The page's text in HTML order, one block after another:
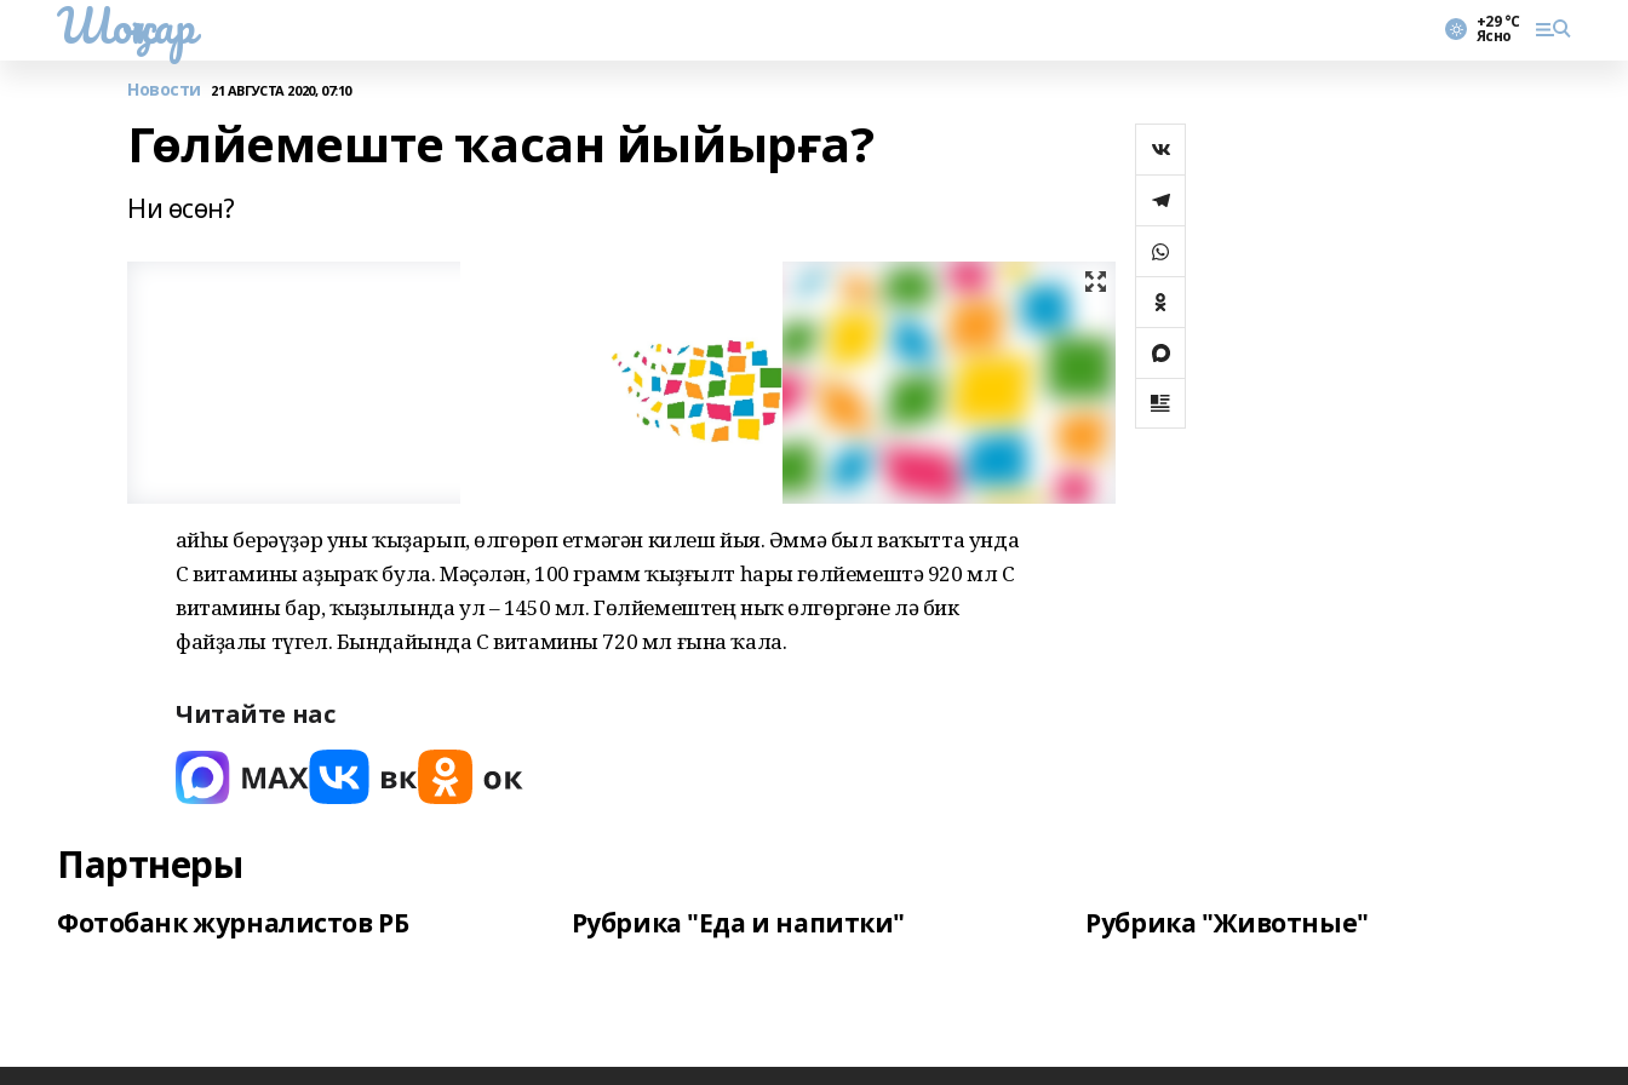
Шоңҡар +29 °С
Ясно
Новости 21 АВГУСТА 2020, 07:10
Гөлйемеште ҡасан йыйырға?
Ни өсөн?
Ҡайһы берәүҙәр уны ҡыҙарып, өлгөрөп етмәгән килеш йыя. Әммә был ваҡытта унда
С витамины аҙыраҡ була. Мәҫәлән, 100 грамм ҡыҙғылт һары гөлйемештә 920 мл С
витамины бар, ҡыҙылында ул – 1450 мл. Гөлйемештең ныҡ өлгөргәне лә бик
файҙалы түгел. Бындайында С витамины 720 мл ғына ҡала.
Читайте нас
Партнеры
Фотобанк журналистов РБ Рубрика "Еда и напитки" Рубрика "Животные"